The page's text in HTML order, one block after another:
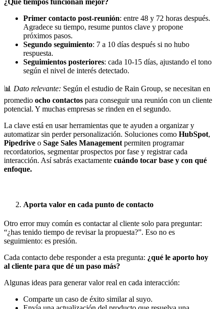
Primer contacto post-reunión: entre 48 y 72 horas después.
Agradece su tiempo, resume puntos clave y propone
próximos pasos.
Segundo seguimiento: 7 a 10 días después si no hubo
respuesta.
Seguimientos posteriores: cada 10-15 días, ajustando el tono
según el nivel de interés detectado.
📊 Dato relevante: Según el estudio de Rain Group, se necesitan en
promedio ocho contactos para conseguir una reunión con un cliente
potencial. Y muchas empresas se rinden en el segundo.
La clave está en usar herramientas que te ayuden a organizar y
automatizar sin perder personalización. Soluciones como HubSpot,
Pipedrive o Sage Sales Management permiten programar
recordatorios, segmentar prospectos por fase y registrar cada
interacción. Así sabrás exactamente cuándo tocar base y con qué
enfoque.
Aporta valor en cada punto de contacto
Otro error muy común es contactar al cliente solo para preguntar:
“¿has tenido tiempo de revisar la propuesta?”. Eso no es
seguimiento: es presión.
Cada contacto debe responder a esta pregunta: ¿qué le aporto hoy
al cliente para que dé un paso más?
Algunas ideas para generar valor real en cada interacción:
Comparte un caso de éxito similar al suyo.